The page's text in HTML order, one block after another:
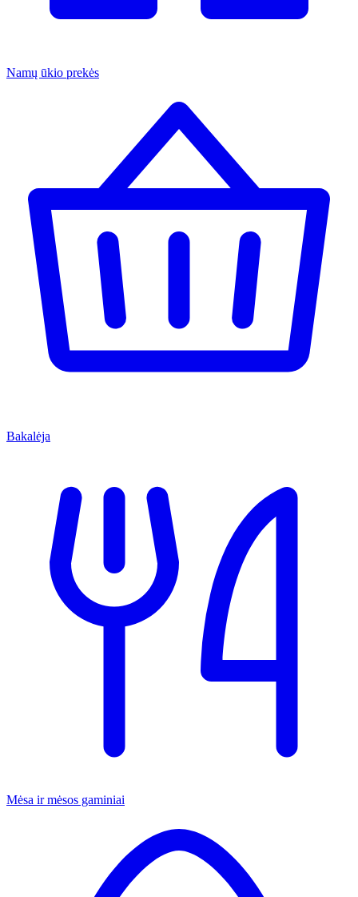
Namų ūkio prekės
Bakalėja
Mėsa ir mėsos gaminiai